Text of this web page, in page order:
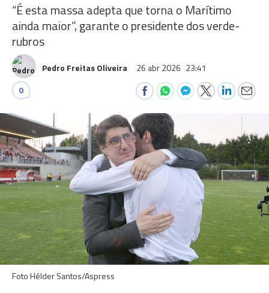
“É esta massa adepta que torna o Marítimo
ainda maior”, garante o presidente dos verde-
rubros
Pedro Freitas Oliveira 26 abr 2026 23:41
0
Foto Hélder Santos/Aspress